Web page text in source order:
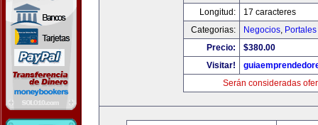
Longitud:
17 caracteres
Categorias:
Negocios, Portales
Precio:
$380.00
Visitar!
Serán consideradas